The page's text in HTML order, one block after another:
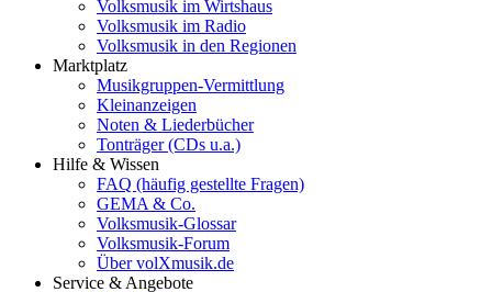
Volksmusik im Wirtshaus
Volksmusik im Radio
Volksmusik in den Regionen
Marktplatz
Musikgruppen-Vermittlung
Kleinanzeigen
Noten & Liederbücher
Tonträger (CDs u.a.)
Hilfe & Wissen
FAQ (häufig gestellte Fragen)
GEMA & Co.
Volksmusik-Glossar
Volksmusik-Forum
Über volXmusik.de
Service & Angebote